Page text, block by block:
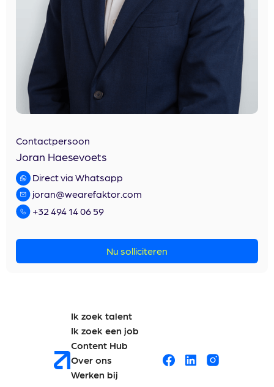
Contactpersoon
Joran Haesevoets
Direct via Whatsapp
joran@wearefaktor.com
+32 494 14 06 59
Nu solliciteren
Ik zoek talent
Ik zoek een job
Content Hub
Over ons
Werken bij